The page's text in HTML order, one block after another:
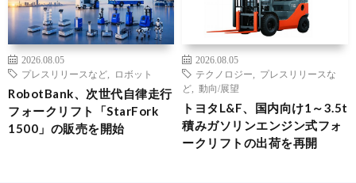
2026.08.05
プレスリリースなど
ロボット
RobotBank、次世代自律走行
フォークリフト「StarFork
1500」の販売を開始
2026.08.05
テクノロジー
プレスリリースな
ど
動向/展望
トヨタL&F、国内向け1～3.5t
積みガソリンエンジン式フォ
ークリフトの出荷を再開